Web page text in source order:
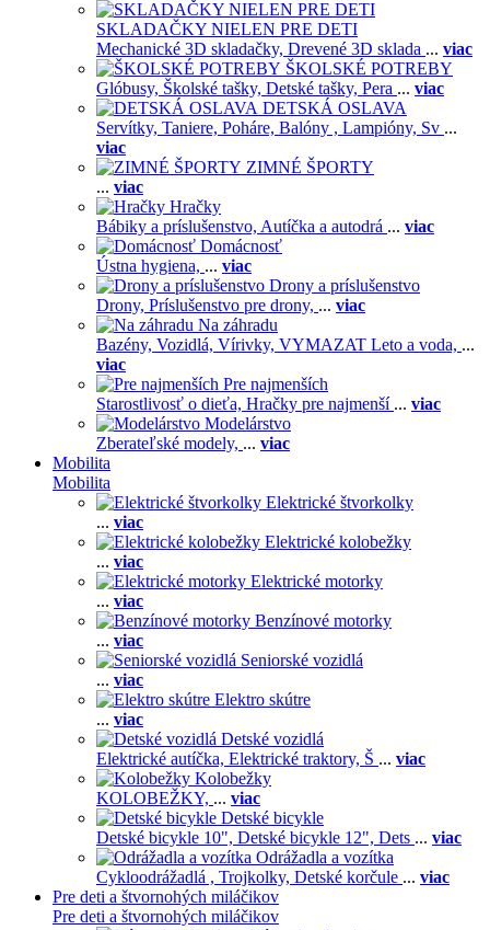
SKLADAČKY NIELEN PRE DETI
Mechanické 3D skladačky, Drevené 3D sklada ... viac
ŠKOLSKÉ POTREBY
Glóbusy, Školské tašky, Detské tašky, Pera ... viac
DETSKÁ OSLAVA
Servítky, Taniere, Poháre, Balóny , Lampióny, Sv ...
viac
ZIMNÉ ŠPORTY
... viac
Hračky
Bábiky a príslušenstvo, Autíčka a autodrá ... viac
Domácnosť
Ústna hygiena, ... viac
Drony a príslušenstvo
Drony, Príslušenstvo pre drony, ... viac
Na záhradu
Bazény, Vozidlá, Vírivky, VYMAZAT Leto a voda, ...
viac
Pre najmenších
Starostlivosť o dieťa, Hračky pre najmenší ... viac
Modelárstvo
Zberateľské modely, ... viac
Mobilita
Mobilita
Elektrické štvorkolky
... viac
Elektrické kolobežky
... viac
Elektrické motorky
... viac
Benzínové motorky
... viac
Seniorské vozidlá
... viac
Elektro skútre
... viac
Detské vozidlá
Elektrické autíčka, Elektrické traktory, Š ... viac
Kolobežky
KOLOBEŽKY, ... viac
Detské bicykle
Detské bicykle 10", Detské bicykle 12", Dets ... viac
Odrážadla a vozítka
Cykloodrážadlá , Trojkolky, Detské korčule ... viac
Pre deti a štvornohých miláčikov
Pre deti a štvornohých miláčikov